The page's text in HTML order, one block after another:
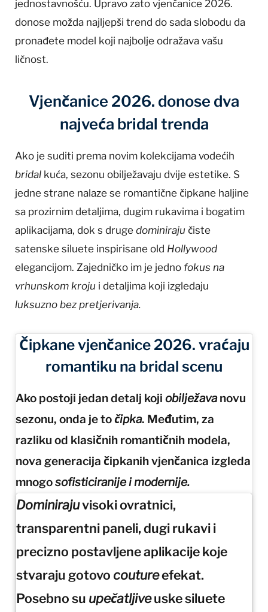
jednostavnošću. Upravo zato vjenčanice 2026.
donose možda najljepši trend do sada slobodu da
pronađete model koji najbolje odražava vašu
ličnost.
Vjenčanice 2026. donose dva
najveća bridal trenda
Ako je suditi prema novim kolekcijama vodećih
bridal kuća, sezonu obilježavaju dvije estetike. S
jedne strane nalaze se romantične čipkane haljine
sa prozirnim detaljima, dugim rukavima i bogatim
aplikacijama, dok s druge dominiraju čiste
satenske siluete inspirisane old Hollywood
elegancijom. Zajedničko im je jedno fokus na
vrhunskom kroju i detaljima koji izgledaju
luksuzno bez pretjerivanja.
Čipkane vjenčanice 2026. vraćaju
romantiku na bridal scenu
Ako postoji jedan detalj koji obilježavanovu
sezonu, onda je točipka. Međutim, za
razliku od klasičnih romantičnih modela,
nova generacija čipkanih vjenčanica izgleda
mnogosofisticiranije i modernije.
Dominirajuvisoki ovratnici,
transparentni paneli, dugi rukavi i
precizno postavljene aplikacije koje
stvaraju gotovo coutureefekat.
Posebno su upečatljiveuske siluete